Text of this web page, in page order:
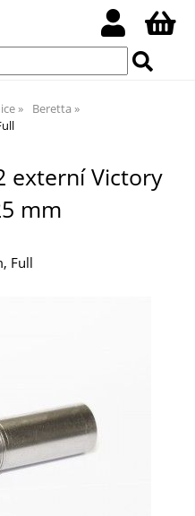
Beretta
externí Victory
mm
Full